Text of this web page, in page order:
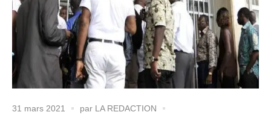
31 mars 2021 par LA REDACTION